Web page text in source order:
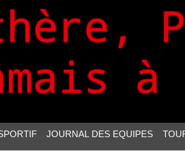
JOURNAL DES EQUIPES